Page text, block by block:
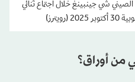
شي جينبينغ خلال اجتماع ثنائي
من أوراق؟